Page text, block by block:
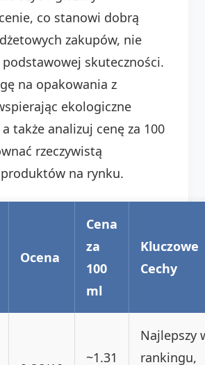
co stanowi dobrą
zakupów, nie
podstawowej skuteczności.
na opakowania z
ekologiczne
także analizuj cenę za 100
rzeczywistą
produktów na rynku.
Ocena
Cena
za
100
ml
Kluczowe
Cechy
~1.31
Najlepszy
rankingu,